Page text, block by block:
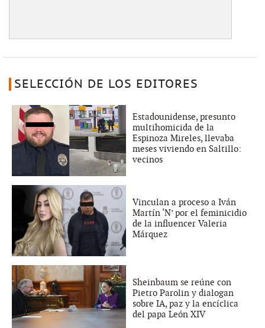
SELECCIÓN DE LOS EDITORES
Estadounidense, presunto
multihomicida de la
Espinoza Mireles, llevaba
meses viviendo en Saltillo:
vecinos
Vinculan a proceso a Iván
Martín ‘N’ por el feminicidio
de la influencer Valeria
Márquez
Sheinbaum se reúne con
Pietro Parolin y dialogan
sobre IA, paz y la encíclica
del papa León XIV